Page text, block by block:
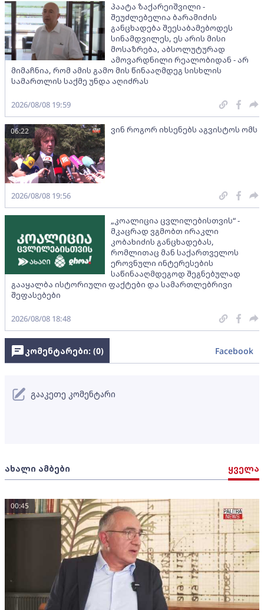
პაატა ზაქარეიშვილი -
შეუძლებელია ბარამიძის
განცხადება შეესაბამებოდეს
სინამდვილეს, ეს არის მისი
მოსაზრება, აბსოლუტურად
ამოვარდნილი რეალობიდან - არ
მიმაჩნია, რომ ამის გამო მის წინააღმდეგ სისხლის
სამართლის საქმე უნდა აღიძრას
2026/08/08 19:59
ვინ როგორ იხსენებს აგვისტოს ომს
06:22
2026/08/08 19:56
„კოალიცია ცვლილებისთვის“ -
მკაცრად ვგმობთ ირაკლი
კობახიძის განცხადებას,
რომლითაც მან საქართველოს
ეროვნული ინტერესების
საწინააღმდეგოდ შეგნებულად
გააყალბა ისტორიული ფაქტები და სამართლებრივი
შეფასებები
2026/08/08 18:48
ახალი ამბები ყველა
00:45
კომენტარები: (0) Facebook
გააკეთე კომენტარი